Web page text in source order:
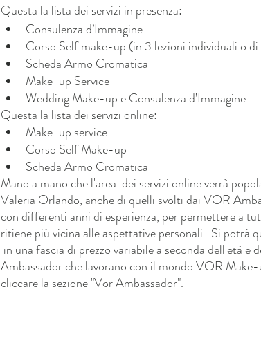
Questa la lista dei servizi in presenza:
Consulenza d’Immagine
Corso Self make-up (in 3 lezioni individuali o
Scheda Armo Cromatica
Make-up Service
Wedding Make-up e Consulenza d’Immagine
Questa la lista dei servizi online:
Make-up service
Corso Self Make-up
Scheda Armo Cromatica
Mano a mano che l'area  dei servizi online verrà
Valeria Orlando, anche di quelli svolti dai VOR
con differenti anni di esperienza, per permettere a
ritiene più vicina alle aspettative personali.  Si
in una fascia di prezzo variabile a seconda dell'età e
Ambassador che lavorano con il mondo VOR
cliccare la sezione "Vor Ambassador".